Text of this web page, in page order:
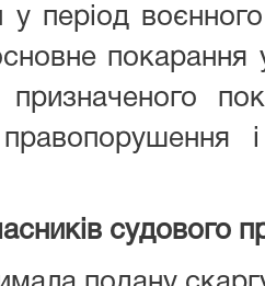
у період
призначеного
правопорушення
судового